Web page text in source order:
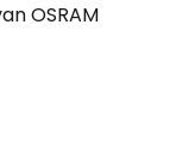
OSRAM